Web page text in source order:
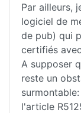
Par ailleurs,
logiciel de
de pub) qui
certifiés
A supposer
reste un
surmontable:
l'article